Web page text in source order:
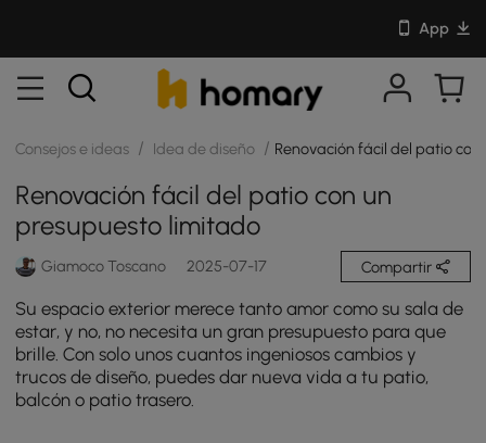
App
Consejos e ideas / Idea de diseño / Renovación fácil del patio
Renovación fácil del patio con un
presupuesto limitado
Giamoco Toscano 2025-07-17 Compartir
Su espacio exterior merece tanto amor como su sala de
estar, y no, no necesita un gran presupuesto para que
brille. Con solo unos cuantos ingeniosos cambios y
trucos de diseño, puedes dar nueva vida a tu patio,
balcón o patio trasero.